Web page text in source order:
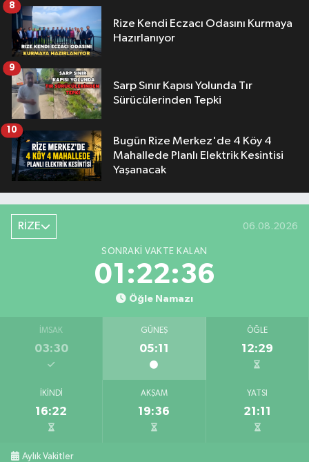
Rize Kendi Eczacı Odasını Kurmaya
Hazırlanıyor
8
Sarp Sınır Kapısı Yolunda Tır
Sürücülerinden Tepki
9
Bugün Rize Merkez'de 4 Köy 4
Mahallede Planlı Elektrik Kesintisi
Yaşanacak
10
RİZE 06.08.2026
SONRAKI VAKTE KALAN
01:22:35
Öğle Namazı
İMSAK
03:30
GÜNEŞ
05:11
ÖĞLE
12:29
İKINDI
16:22
AKŞAM
19:36
YATSI
21:11
Aylık Vakitler